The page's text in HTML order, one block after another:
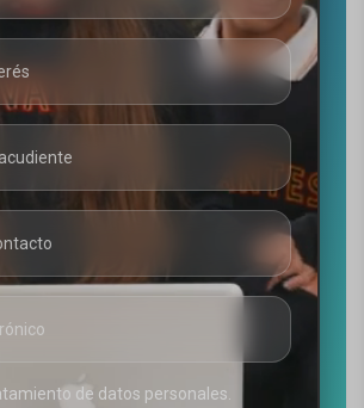
de datos personales.